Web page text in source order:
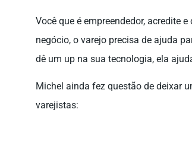
Você que é empreendedor, acredite
negócio, o varejo precisa de ajuda
dê um up na sua tecnologia, ela
Michel ainda fez questão de deixar
varejistas: